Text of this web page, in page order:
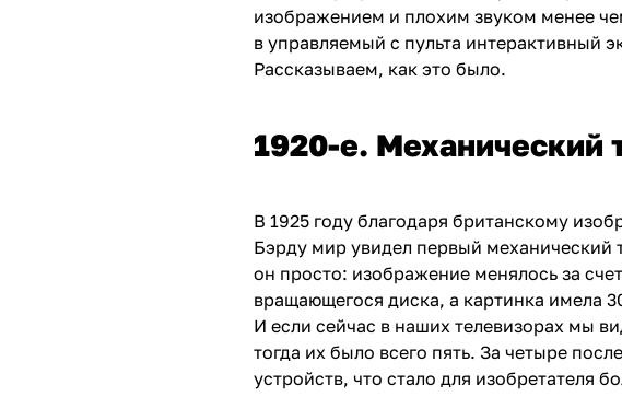
изображением и плохим звуком менее
в управляемый с пульта интерактивный
Рассказываем, как это было.
1920-е. Механический
В 1925 году благодаря британскому
Бэрду мир увидел первый механический
он просто: изображение менялось за
вращающегося диска, а картинка имела
И если сейчас в наших телевизорах мы
тогда их было всего пять. За четыре
устройств, что стало для изобретателя